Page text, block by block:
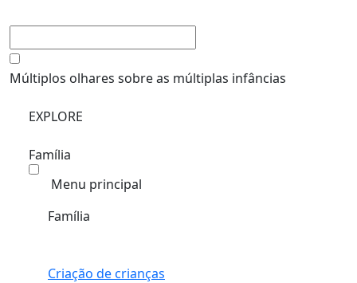
Múltiplos olhares sobre as múltiplas infâncias
EXPLORE
Família
Menu principal
Família
Criação de crianças